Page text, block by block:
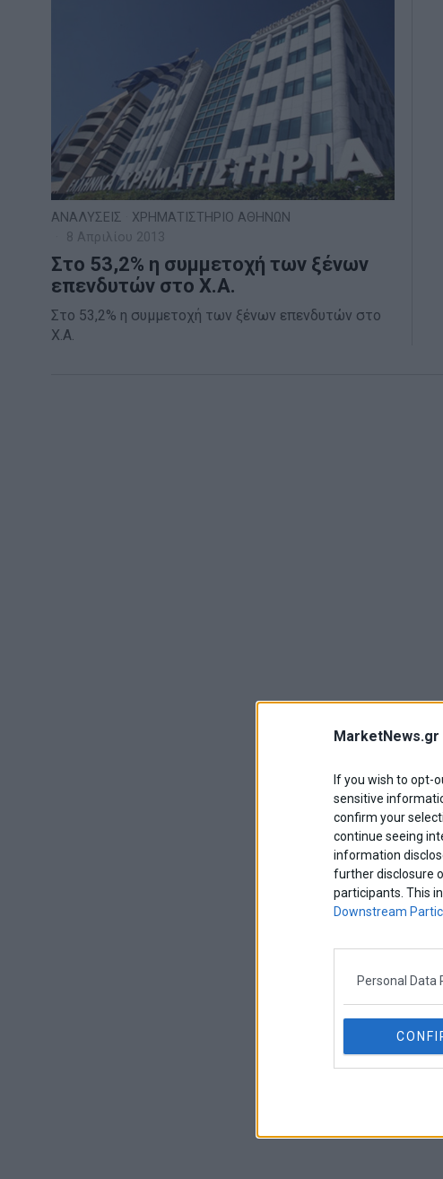
MarketNews.gr
If you wish to opt-
sensitive
confirm your
continue seeing
information
further disclosure
participants. This
Downstream
Personal Data
ΑΝΑΛΥΣΕΙΣ
ΧΡΗΜΑΤΙΣΤΗΡΙΟ ΑΘΗΝΩΝ
8 Απριλίου 2013
Στο 53,2% η συμμετοχή των ξένων
επενδυτών στο Χ.Α.
Στο 53,2% η συμμετοχή των ξένων επενδυτών στο
Χ.Α.